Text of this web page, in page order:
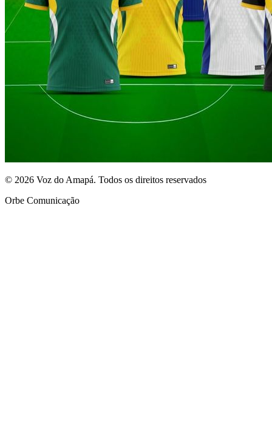
© 2026 Voz do Amapá. Todos os direitos reservados
Orbe Comunicação